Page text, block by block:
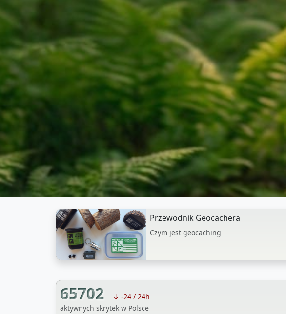
Przewodnik Geocachera
Czym jest geocaching
65702
↓ -24 / 24h
aktywnych skrytek w Polsce